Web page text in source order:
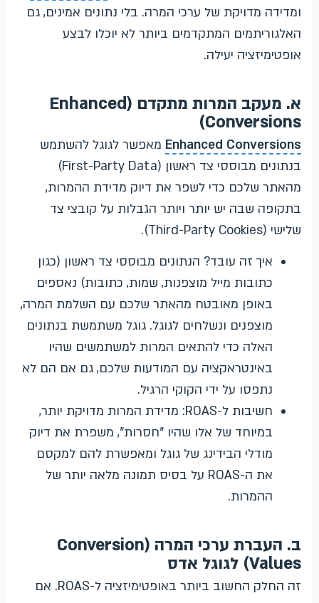
ומדידה מדויקת של ערכי המרה. בלי נתונים אמינים, גם
האלגוריתמים המתקדמים ביותר לא יוכלו לבצע
אופטימיזציה יעילה.
א. מעקב המרות מתקדם (Enhanced
Conversions)
Enhanced Conversions מאפשר לגוגל להשתמש
בנתונים מבוססי צד ראשון (First-Party Data)
מהאתר שלכם כדי לשפר את דיוק מדידת ההמרות,
בתקופה שבה יש יותר ויותר הגבלות על קובצי צד
שלישי (Third-Party Cookies).
איך זה עובד? הנתונים מבוססי צד ראשון (כגון
כתובות מייל מוצפנות, שמות, כתובות) נאספים
באופן מאובטח מהאתר שלכם עם השלמת המרה,
מוצפנים ונשלחים לגוגל. גוגל משתמשת בנתונים
האלה כדי להתאים המרות למשתמשים שהיו
באינטראקציה עם המודעות שלכם, גם אם הם לא
נתפסו על ידי הקוקי הרגיל.
חשיבות ל-ROAS: מדידת המרות מדויקת יותר,
במיוחד של אלו שהיו "חסרות", משפרת את דיוק
מודלי הבידינג של גוגל ומאפשרת להם למקסם
את ה-ROAS על בסיס תמונה מלאה יותר של
ההמרות.
ב. העברת ערכי המרה (Conversion
Values) לגוגל אדס
זה החלק החשוב ביותר באופטימיזציה ל-ROAS. אם